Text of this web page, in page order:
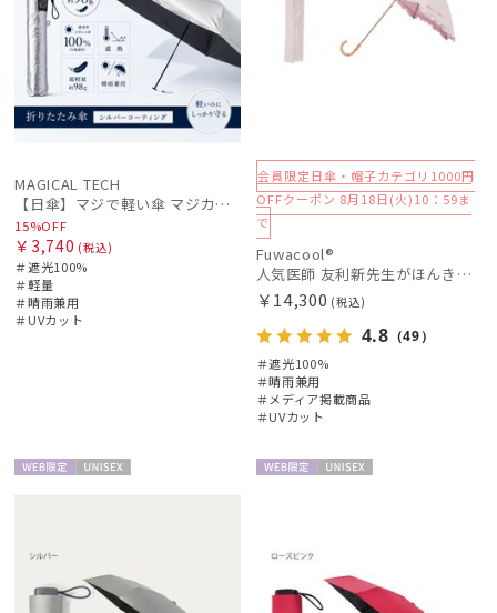
人気順
売上点数順
お気に入り
MAGICAL TECH
【日傘】マジで軽い傘 マジカルテックプロテクション(MAGICAL TECH PROTECTION)50cm 晴雨兼用傘折りたたみ日傘 一級遮光100% UV 軽量 人気 レディース メンズ
15%OFF
￥3,740 (税込)
＃遮光100%
＃軽量
＃晴雨兼用
＃UVカット
会員限定日傘・帽子カテゴリ1000円
OFFクーポン 8月18日(火)10：59ま
で
Fuwacool®
人気医師 友利新先生がほんきで作った”絶対に忘れない誰でも日傘” エレガント派のバンブーフリル【晴雨兼用折日傘】フワクール® (Fuwacool®) 雨の日OK 軽量 遮光100% UV100％
￥14,300 (税込)
4.8 （49）
＃遮光100%
＃晴雨兼用
＃メディア掲載商品
＃UVカット